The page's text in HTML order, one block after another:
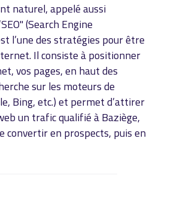
naturel, appelé aussi
(Search Engine
l’une des stratégies pour être
Il consiste à positionner
vos pages, en haut des
sur les moteurs de
Bing, etc.) et permet d’attirer
un trafic qualifié à Baziège,
convertir en prospects, puis en